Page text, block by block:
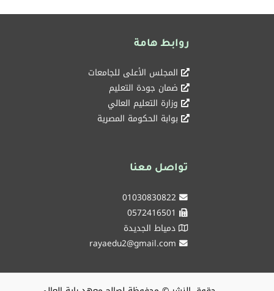
روابط هامة
المجلس الأعلى للجامعات
ضمان جودة التعليم
وزارة التعليم العالي
بوابة الحكومة المصرية
تواصل معنا
دمياط الجديدة